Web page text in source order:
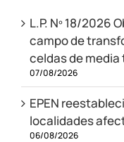
L.P. Nº 18/2026
campo de
celdas de media
07/08/2026
EPEN
localidades
06/08/2026